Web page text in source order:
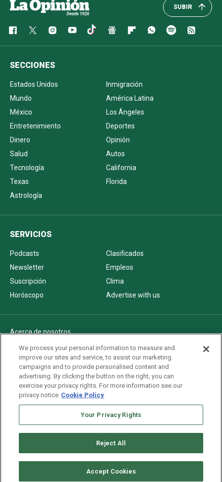
SUBIR
SECCIONES
Estados Unidos
Inmigración
Mundo
América Latina
México
Los Ángeles
Entretenimiento
Deportes
Dinero
Opinión
Salud
Autos
Tecnología
California
Texas
Florida
Astrología
SERVICIOS
Podcasts
Clasificados
Newsletter
Empleos
Suscripción
Clima
Horóscopo
Advertise with us
Acerca de nosotros
Politica de privacidad
Pautas Editoriales
AdChoices
Advertise with us
Newsletters
We process your personal information to measure and
improve our sites and service, to assist our marketing
campaigns and to provide personalised content and
advertising. By clicking the button on the right, you can
exercise your privacy rights. For more information see our
privacy notice Cookie Policy
Your Privacy Rights
Reject All
Accept Cookies